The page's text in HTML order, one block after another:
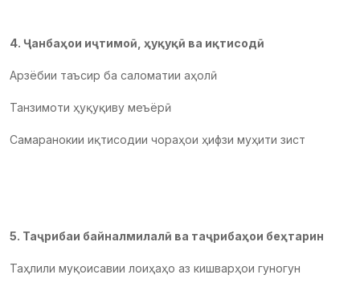
4. Ҷанбаҳои иҷтимоӣ, ҳуқуқӣ ва иқтисодӣ
Арзёбии таъсир ба саломатии аҳолӣ
Танзимоти ҳуқуқиву меъёрӣ
Самаранокии иқтисодии чораҳои ҳифзи муҳити зист
5. Таҷрибаи байналмилалӣ ва таҷрибаҳои беҳтарин
Таҳлили муқоисавии лоиҳаҳо аз кишварҳои гуногун